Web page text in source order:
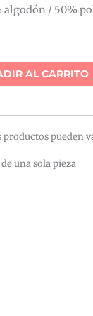
algodón / 50%
AL CARRITO
productos pueden
una sola pieza